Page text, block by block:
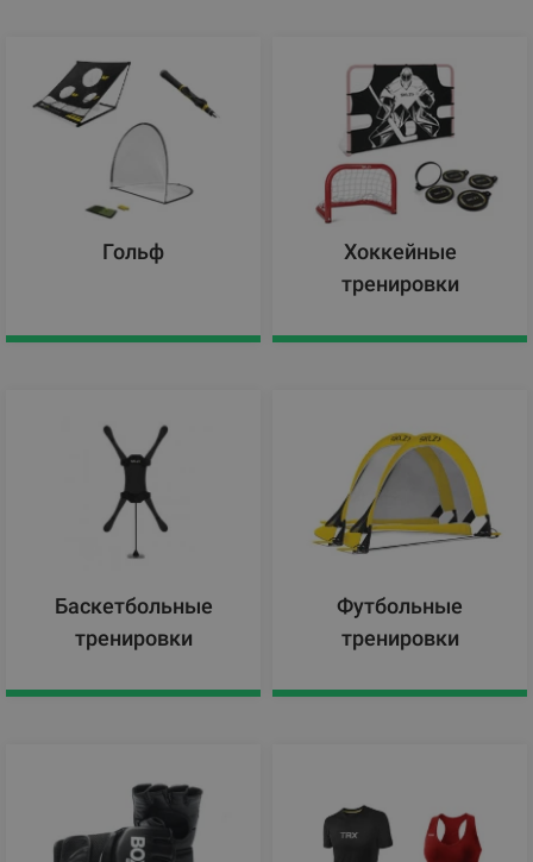
Гольф
Хоккейные
тренировки
Баскетбольные
тренировки
Футбольные
тренировки